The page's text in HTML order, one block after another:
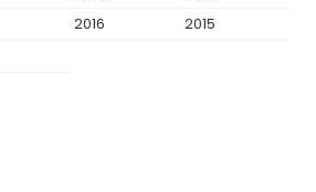
2016
2015